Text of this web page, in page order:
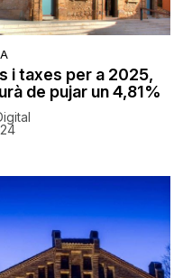
i taxes per a 2025,
de pujar un 4,81%